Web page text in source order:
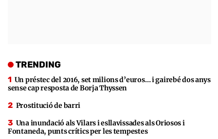
TRENDING
Un préstec del 2016, set milions d’euros… i gairebé dos anys
sense cap resposta de Borja Thyssen
Prostitució de barri
Una inundació als Vilars i esllavissades als Oriosos i
Fontaneda, punts crítics per les tempestes